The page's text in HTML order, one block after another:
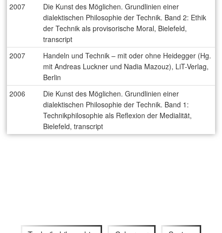
2007
Die Kunst des Möglichen. Grundlinien einer
dialektischen Philosophie der Technik. Band 2: Ethik
der Technik als provisorische Moral, Bielefeld,
transcript
2007
Handeln und Technik – mit oder ohne Heidegger (Hg.
mit Andreas Luckner und Nadia Mazouz), LiT-Verlag,
Berlin
2006
Die Kunst des Möglichen. Grundlinien einer
dialektischen Philosophie der Technik. Band 1:
Technikphilosophie als Reflexion der Medialität,
Bielefeld, transcript